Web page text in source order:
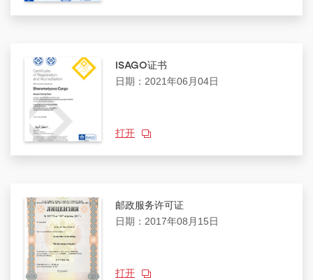
ISAGO证书
日期：2021年06月04日
打开
邮政服务许可证
日期：2017年08月15日
打开